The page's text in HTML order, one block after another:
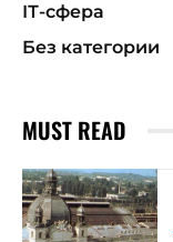
ІТ-сфера
Без категории
MUST READ